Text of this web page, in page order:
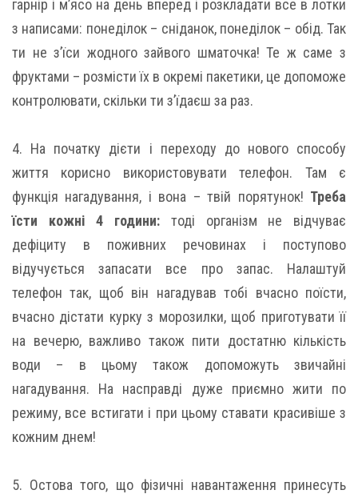
гарнір і м’ясо на день вперед і розкладати все в лотки
з написами: понеділок – сніданок, понеділок – обід. Так
ти не з’їси жодного зайвого шматочка! Те ж саме з
фруктами – розмісти їх в окремі пакетики, це допоможе
контролювати, скільки ти з’їдаєш за раз.
4. На початку дієти і переходу до нового способу
життя корисно використовувати телефон. Там є
функція нагадування, і вона – твій порятунок! Треба
їсти кожні 4 години: тоді організм не відчуває
дефіциту в поживних речовинах і поступово
відучується запасати все про запас. Налаштуй
телефон так, щоб він нагадував тобі вчасно поїсти,
вчасно дістати курку з морозилки, щоб приготувати її
на вечерю, важливо також пити достатню кількість
води – в цьому також допоможуть звичайні
нагадування. На насправді дуже приємно жити по
режиму, все встигати і при цьому ставати красивіше з
кожним днем!
5. Остова того, що фізичні навантаження принесуть